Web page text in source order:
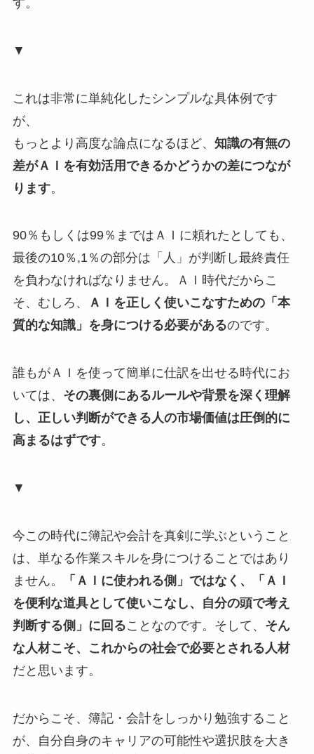
▼
これは非常に単純化したシンプルな具体例です
が、
もっとより高度な論点になるほど、 知識の有無の
差がＡＩを有効活用できるかどうかの差につなが
ります。
90％もしくは99％まではＡＩに頼れたとしても、
最後の10％,1％の部分は「人」が判断し最終責任
を負わなければなりません。ＡＩ時代だからこ
そ、むしろ、
ＡＩを正しく使いこなすための「本
質的な知識」を身につける必要があるのです。
誰もがＡＩを使って簡単に仕訳を出せる時代にお
いては、 その裏側にあるルールや背景を深く理解
し、正しい判断ができる人の市場価値は圧倒的に
高まるはずです。
▼
今この時代に簿記や会計を真剣に学ぶということ
は、単なる作業スキルを身につけることではあり
ません。
「ＡＩに使われる側」ではなく、「ＡＩ
を便利な道具として使いこなし、自分の頭で考え
判断する側」に回ることなのです。そして、 そん
な人材こそ、これからの社会で必要とされる人材
だと思います。
だからこそ、簿記・会計をしっかり勉強すること
が、自分自身のキャリアの可能性や選択肢を大き